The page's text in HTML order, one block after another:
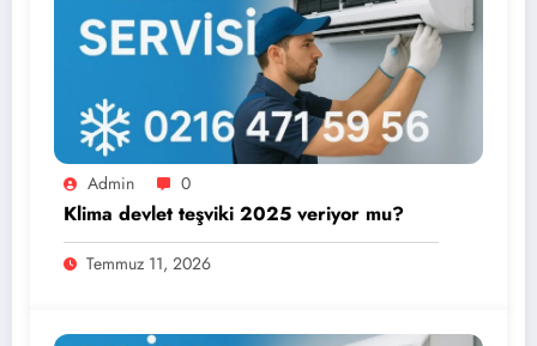
Admin 0
Klima devlet teşviki 2025 veriyor mu?
Temmuz 11, 2026